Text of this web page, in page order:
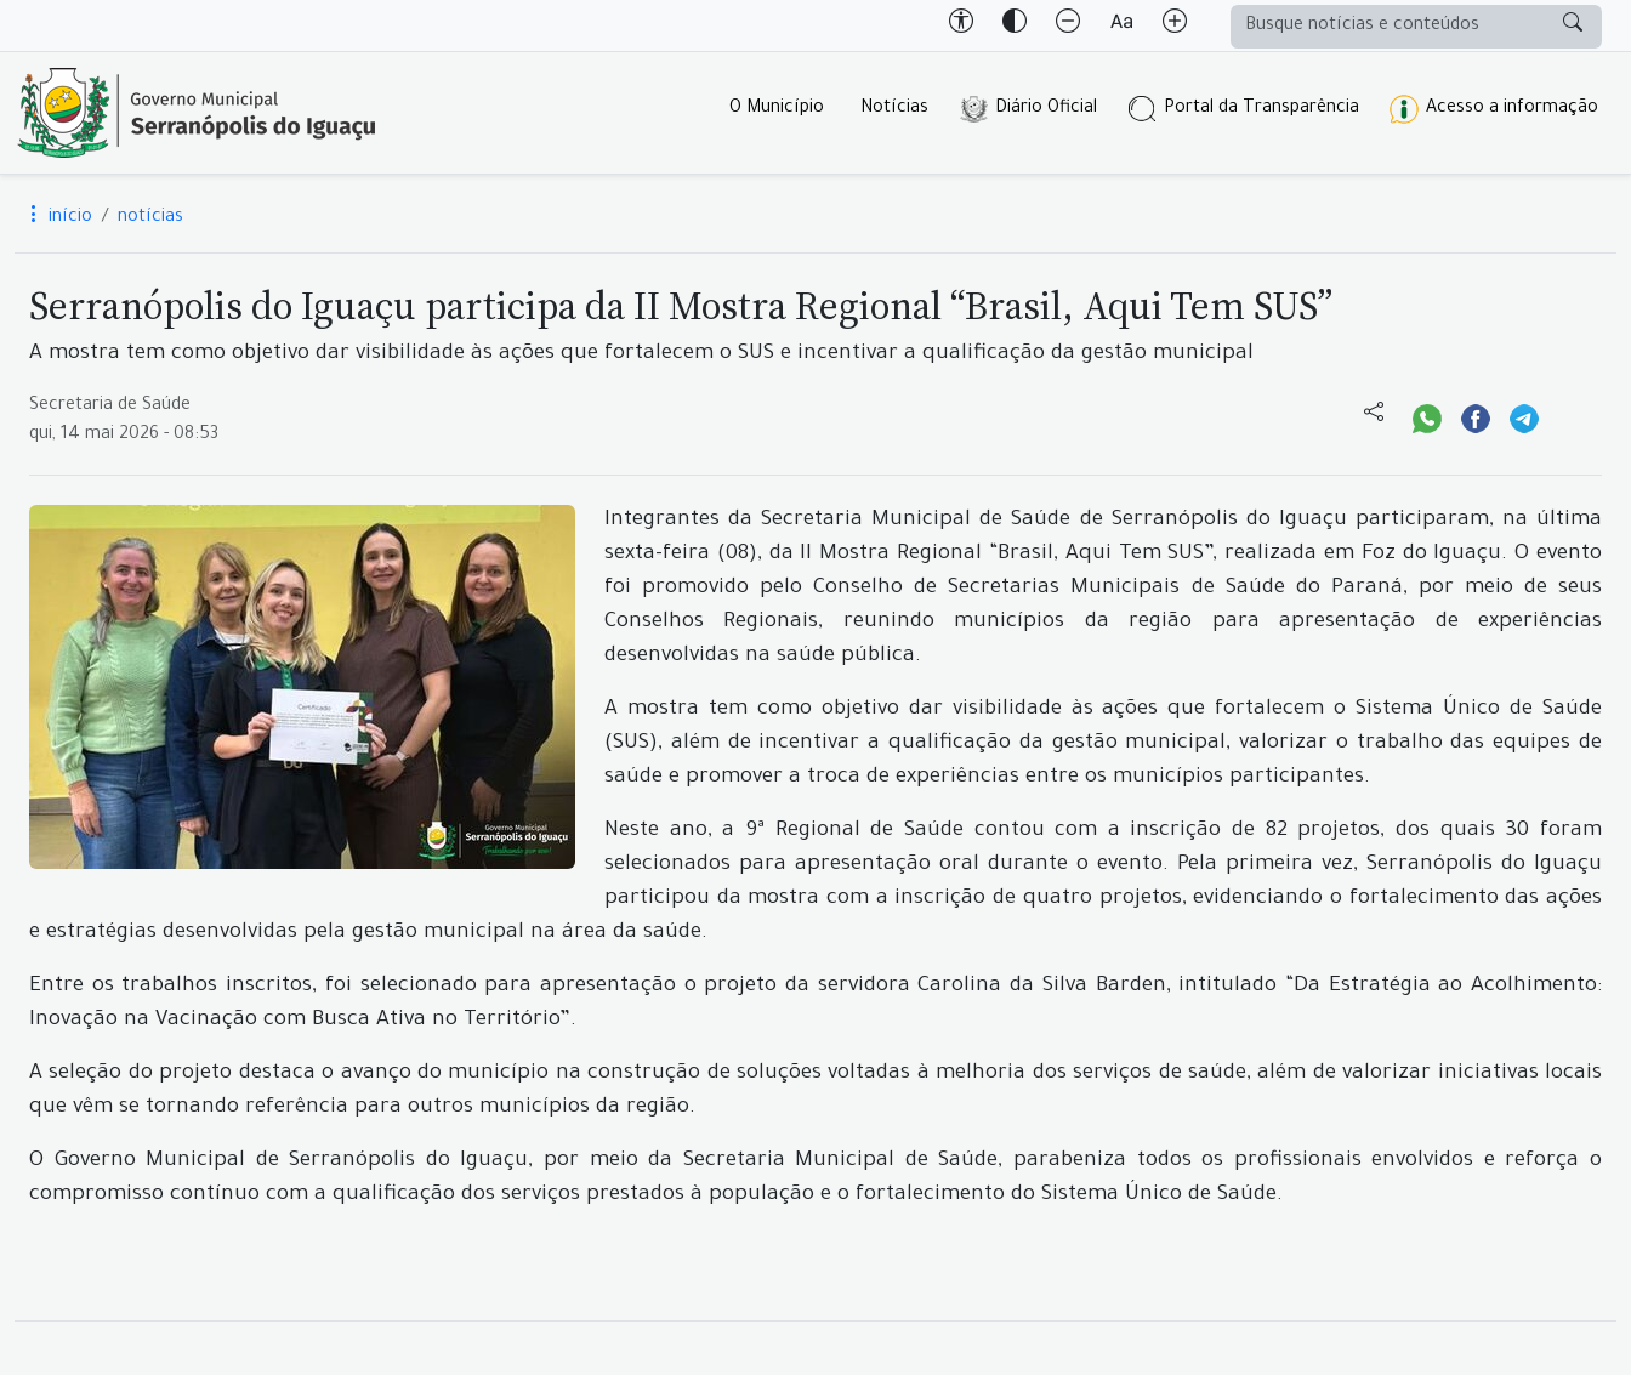
O Município Notícias Diário Oficial Portal da Transparência Acesso a informação
início notícias
Serranópolis do Iguaçu participa da II Mostra Regional “Brasil, Aqui Tem SUS”
A mostra tem como objetivo dar visibilidade às ações que fortalecem o SUS e incentivar a qualificação da gestão municipal
Secretaria de Saúde
qui, 14 mai 2026 - 08:53
Integrantes da Secretaria Municipal de Saúde de Serranópolis do Iguaçu participaram, na última
sexta-feira (08), da II Mostra Regional “Brasil, Aqui Tem SUS”, realizada em Foz do Iguaçu. O evento
foi promovido pelo Conselho de Secretarias Municipais de Saúde do Paraná, por meio de seus
Conselhos Regionais, reunindo municípios da região para apresentação de experiências
desenvolvidas na saúde pública.
A mostra tem como objetivo dar visibilidade às ações que fortalecem o Sistema Único de Saúde
(SUS), além de incentivar a qualificação da gestão municipal, valorizar o trabalho das equipes de
saúde e promover a troca de experiências entre os municípios participantes.
Neste ano, a 9ª Regional de Saúde contou com a inscrição de 82 projetos, dos quais 30 foram
selecionados para apresentação oral durante o evento. Pela primeira vez, Serranópolis do Iguaçu
participou da mostra com a inscrição de quatro projetos, evidenciando o fortalecimento das ações
e estratégias desenvolvidas pela gestão municipal na área da saúde.
Entre os trabalhos inscritos, foi selecionado para apresentação o projeto da servidora Carolina da Silva Barden, intitulado “Da Estratégia ao Acolhimento:
Inovação na Vacinação com Busca Ativa no Território”.
A seleção do projeto destaca o avanço do município na construção de soluções voltadas à melhoria dos serviços de saúde, além de valorizar iniciativas locais
que vêm se tornando referência para outros municípios da região.
O Governo Municipal de Serranópolis do Iguaçu, por meio da Secretaria Municipal de Saúde, parabeniza todos os profissionais envolvidos e reforça o
compromisso contínuo com a qualificação dos serviços prestados à população e o fortalecimento do Sistema Único de Saúde.